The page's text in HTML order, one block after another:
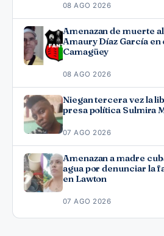
08 AGO 2026
Amenazan de muerte
Amaury Díaz García
Camagüey
08 AGO 2026
Niegan tercera vez la
presa política Sulmira
07 AGO 2026
Amenazan a madre
agua por denunciar la
en Lawton
07 AGO 2026